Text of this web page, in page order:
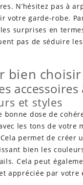
N’hésitez pas à
votre garde-robe.
surprises en
pas de séduire
bien
et styles
bonne dose de
les tons de votre
permet de créer
bien les
Cela peut
appréciée par votre